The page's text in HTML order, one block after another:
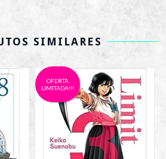
SIMILARES
OFERTA
LIMITADA!!!